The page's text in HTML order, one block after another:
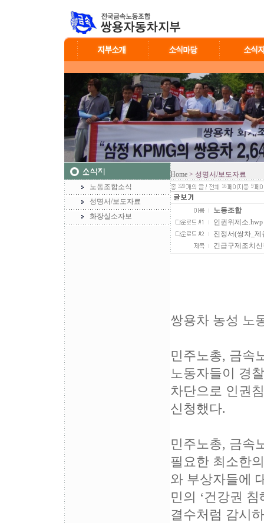
노동조합소식
성명서/보도자료
화장실소자보
Home > 성명서/보도자료
320 16 9
노동조합
인권위제소
진정서(쌍차_제
긴급구제조치
쌍용차 농성 노
민주노총, 금속
노동자들이 경
차단으로 인권
신청했다.
민주노총, 금속
필요한 최소한
와 부상자들에
민의 ‘건강권
결수처럼 감시